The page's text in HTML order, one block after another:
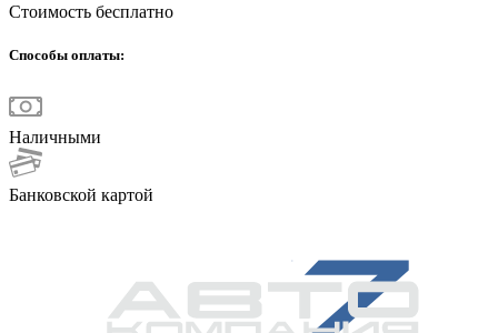
Стоимость бесплатно
Способы оплаты:
Наличными
Банковской картой